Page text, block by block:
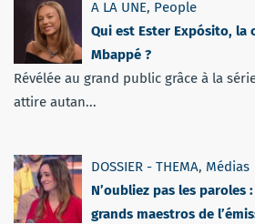
A LA UNE, People
Qui est Ester Expósito, la
Mbappé ?
Révélée au grand public grâce à la
attire autan...
DOSSIER - THEMA, Médias
N’oubliez pas les paroles
grands maestros de